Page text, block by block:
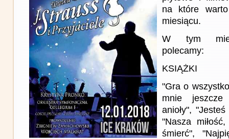
na które
miesiącu.
W tym
polecamy:
KSIĄŻKI
"Gra o
mnie jeszcze
anioły",
"Nasza
śmierć",